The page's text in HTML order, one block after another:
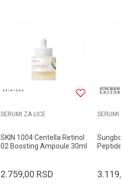
SERUMI ZA LICE
SKIN 1004 Centella Retinol
02 Boosting Ampoule 30ml
2.759,00 RSD
SERUMI